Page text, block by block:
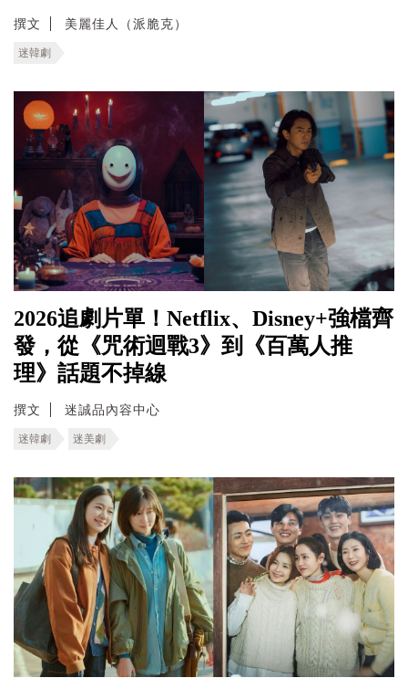
撰文 美麗佳人（派脆克）
迷韓劇
2026追劇片單！Netflix、Disney+強檔齊
發，從《咒術迴戰3》到《百萬人推
理》話題不掉線
撰文 迷誠品內容中心
迷韓劇 迷美劇